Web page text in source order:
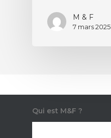
M & F
7 mars 2025
Qui est M&F ?